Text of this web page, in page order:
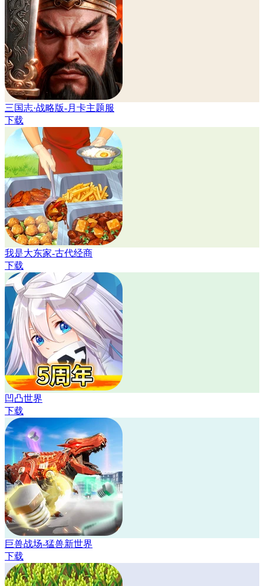
三国志·战略版-月卡主题服
下载
我是大东家-古代经商
下载
凹凸世界
下载
巨兽战场-猛兽新世界
下载